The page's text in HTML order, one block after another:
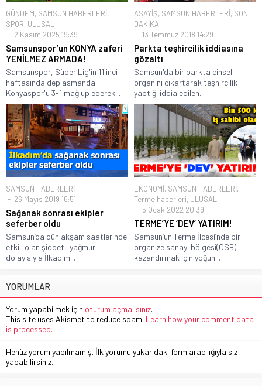
GÜNDEM, SAMSUN HABERLERİ,
SPOR, ULUSAL
2 Kasım 2025 19:39
Samsunspor’un KONYA zaferi
YENİLMEZ ARMADA!
Samsunspor, Süper Lig'in 11'inci
haftasında deplasmanda
Konyaspor'u 3-1 mağlup ederek...
ASAYİŞ, SAMSUN HABERLERİ, SON
DAKİKA
13 Temmuz 2018 14:29
Parkta teşhircilik iddiasına
gözaltı
Samsun'da bir parkta cinsel
organını çıkartarak teşhircilik
yaptığı iddia edilen...
SAMSUN HABERLERİ
26 Mayıs 2019 16:51
Sağanak sonrası ekipler
seferber oldu
Samsun’da dün akşam saatlerinde
etkili olan şiddetli yağmur
dolayısıyla İlkadım...
EKONOMİ, SAMSUN HABERLERİ,
Terme haberleri, ULUSAL
5 Ocak 2022 20:39
TERME’YE ‘DEV’ YATIRIM!
Samsun‘un Terme İlçesi’nde bir
organize sanayi bölgesi(OSB)
kazandırmak için yoğun...
YORUMLAR
Yorum yapabilmek için oturum açmalısınız.
This site uses Akismet to reduce spam. Learn how your comment data
is processed.
Henüz yorum yapılmamış. İlk yorumu yukarıdaki form aracılığıyla siz
yapabilirsiniz.